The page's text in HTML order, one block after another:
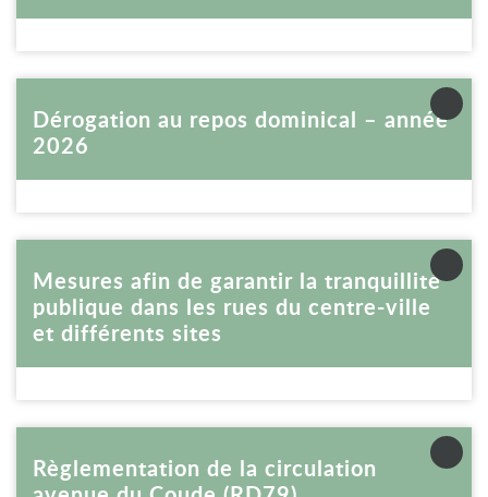
Dérogation au repos dominical – année
2026
Mesures afin de garantir la tranquillité
publique dans les rues du centre-ville
et différents sites
Règlementation de la circulation